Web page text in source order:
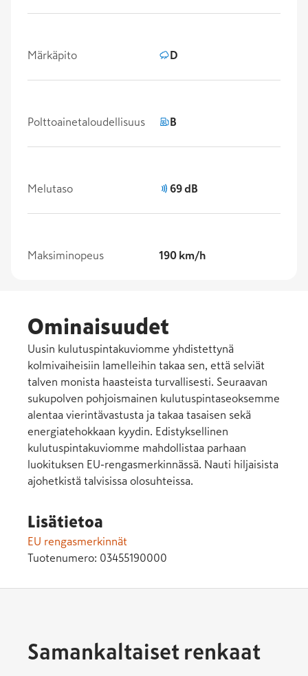
Märkäpito D
Polttoainetaloudellisuus B
Melutaso 69 dB
Maksiminopeus 190 km/h
Ominaisuudet
Uusin kulutuspintakuviomme yhdistettynä
kolmivaiheisiin lamelleihin takaa sen, että selviät
talven monista haasteista turvallisesti. Seuraavan
sukupolven pohjoismainen kulutuspintaseoksemme
alentaa vierintävastusta ja takaa tasaisen sekä
energiatehokkaan kyydin. Edistyksellinen
kulutuspintakuviomme mahdollistaa parhaan
luokituksen EU-rengasmerkinnässä. Nauti hiljaisista
ajohetkistä talvisissa olosuhteissa.
Lisätietoa
EU rengasmerkinnät
Tuotenumero: 03455190000
Samankaltaiset renkaat